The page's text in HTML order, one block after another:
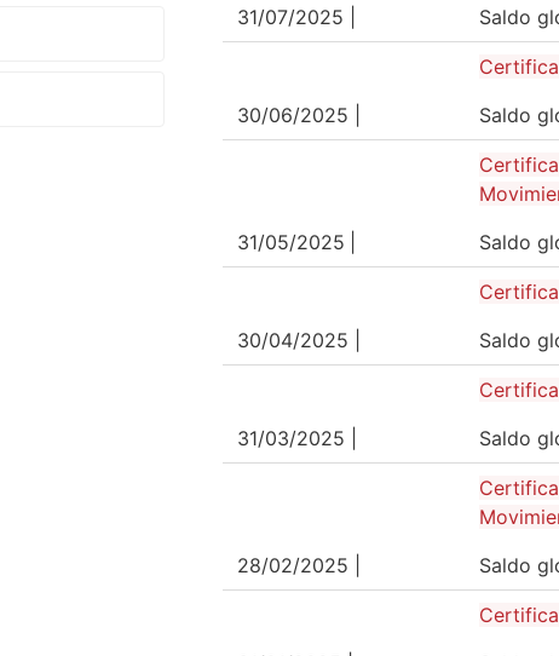
31/07/2025 |
Saldo
30/06/2025 |
Saldo
31/05/2025
Saldo
30/04/2025 |
Saldo
31/03/2025 |
Saldo
28/02/2025 |
Saldo